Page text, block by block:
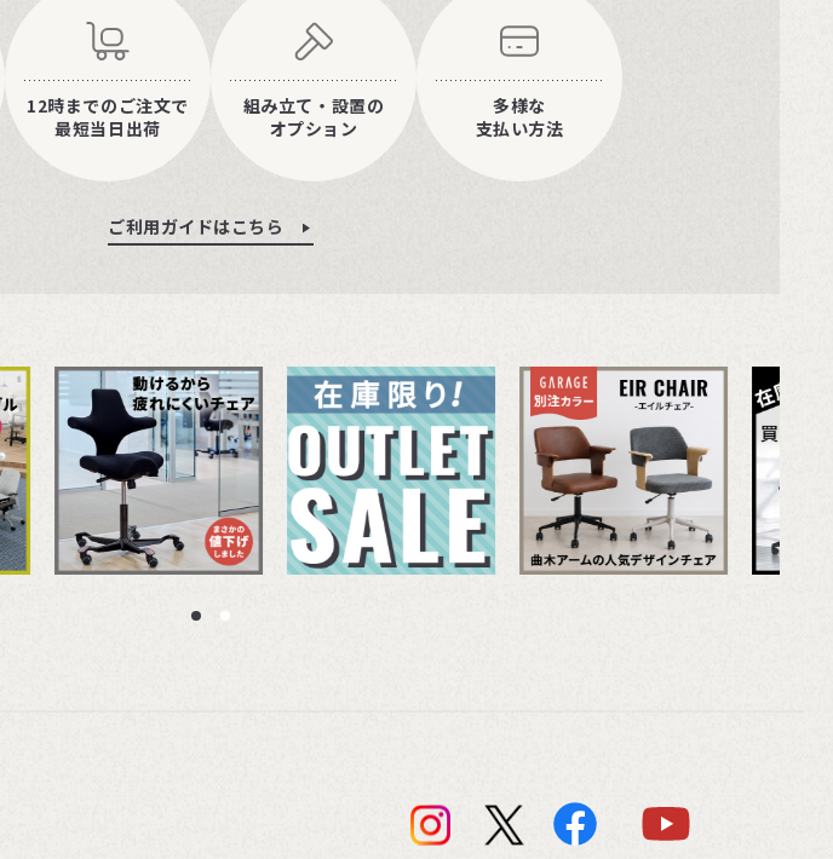
12時までのご注文で
最短当日出荷
組み立て・設置の
オプション
多様な
支払い方法
ご利用ガイドはこちら